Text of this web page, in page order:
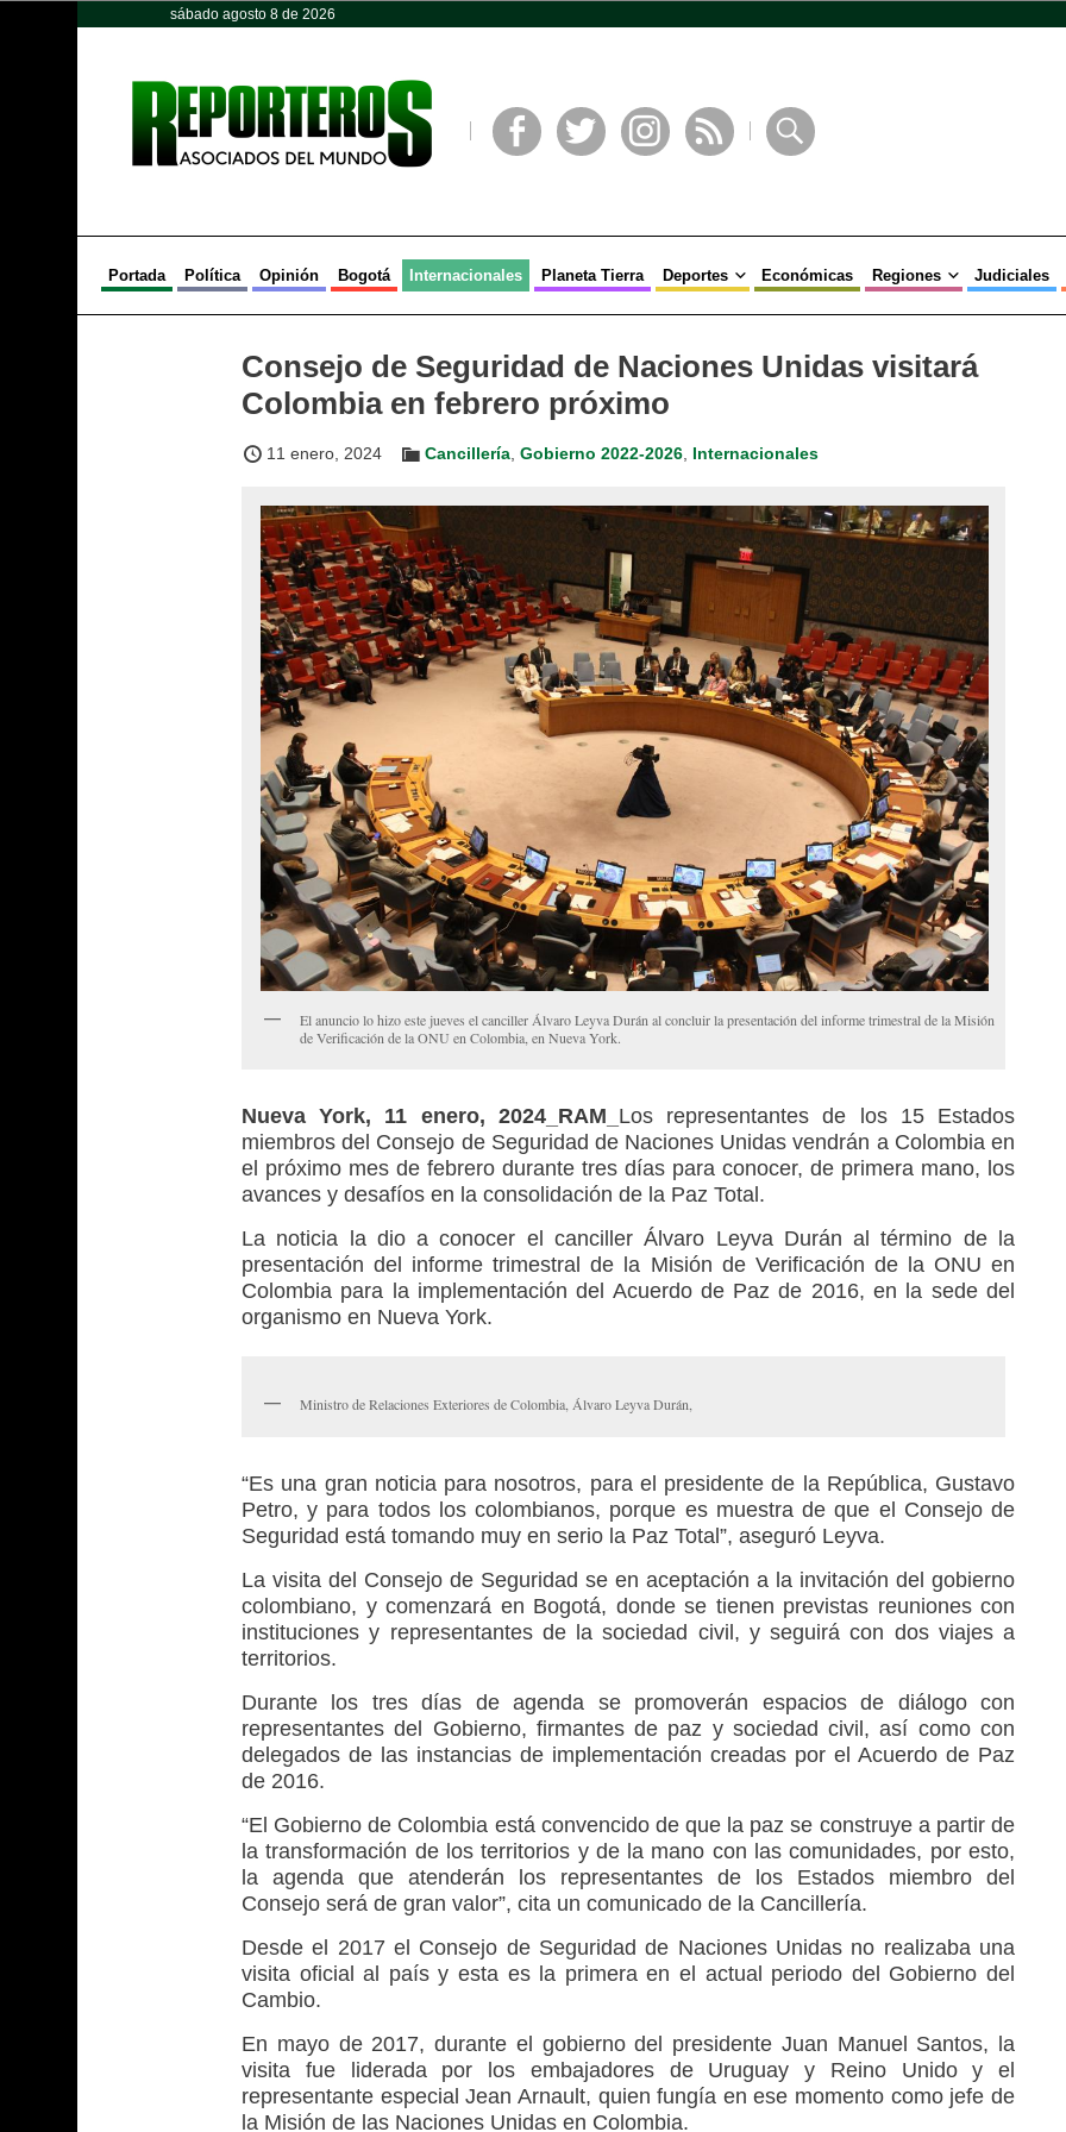
sábado agosto 8 de 2026
Portada Política Opinión Bogotá Internacionales Planeta Tierra Deportes Económicas Regiones Judiciales
Consejo de Seguridad de Naciones Unidas visitará
Colombia en febrero próximo
11 enero, 2024 Cancillería Gobierno 2022-2026 Internacionales
El anuncio lo hizo este jueves el canciller Álvaro Leyva Durán al concluir la presentación del informe trimestral de la Misión
de Verificación de la ONU en Colombia, en Nueva York.
Nueva York, 11 enero, 2024_RAM_ Los representantes de los 15 Estados
miembros del Consejo de Seguridad de Naciones Unidas vendrán a Colombia en
el próximo mes de febrero durante tres días para conocer, de primera mano, los
avances y desafíos en la consolidación de la Paz Total.
La noticia la dio a conocer el canciller Álvaro Leyva Durán al término de la
presentación del informe trimestral de la Misión de Verificación de la ONU en
Colombia para la implementación del Acuerdo de Paz de 2016, en la sede del
organismo en Nueva York.
Ministro de Relaciones Exteriores de Colombia, Álvaro Leyva Durán,
“Es una gran noticia para nosotros, para el presidente de la República, Gustavo
Petro, y para todos los colombianos, porque es muestra de que el Consejo de
Seguridad está tomando muy en serio la Paz Total”, aseguró Leyva.
La visita del Consejo de Seguridad se en aceptación a la invitación del gobierno
colombiano, y comenzará en Bogotá, donde se tienen previstas reuniones con
instituciones y representantes de la sociedad civil, y seguirá con dos viajes a
territorios.
Durante los tres días de agenda se promoverán espacios de diálogo con
representantes del Gobierno, firmantes de paz y sociedad civil, así como con
delegados de las instancias de implementación creadas por el Acuerdo de Paz
de 2016.
“El Gobierno de Colombia está convencido de que la paz se construye a partir de
la transformación de los territorios y de la mano con las comunidades, por esto,
la agenda que atenderán los representantes de los Estados miembro del
Consejo será de gran valor”, cita un comunicado de la Cancillería.
Desde el 2017 el Consejo de Seguridad de Naciones Unidas no realizaba una
visita oficial al país y esta es la primera en el actual periodo del Gobierno del
Cambio.
En mayo de 2017, durante el gobierno del presidente Juan Manuel Santos, la
visita fue liderada por los embajadores de Uruguay y Reino Unido y el
representante especial Jean Arnault, quien fungía en ese momento como jefe de
la Misión de las Naciones Unidas en Colombia.
Opinión Política